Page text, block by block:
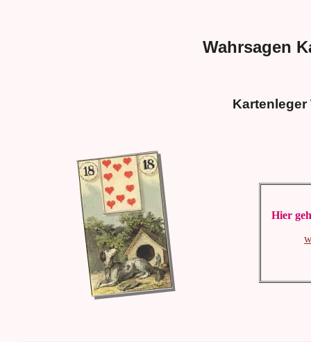
Wahrsagen
Kartenleger
Hier